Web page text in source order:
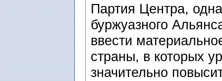
Партия Центра,
буржуазного
ввести
страны, в которых
значительно